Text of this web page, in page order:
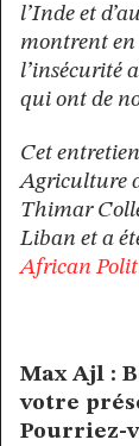
l’Inde et
montrent en
l’insécurité
qui ont de
Cet
Agriculture
Thimar
Liban et a
African
Max Ajl :
votre
Pourriez-